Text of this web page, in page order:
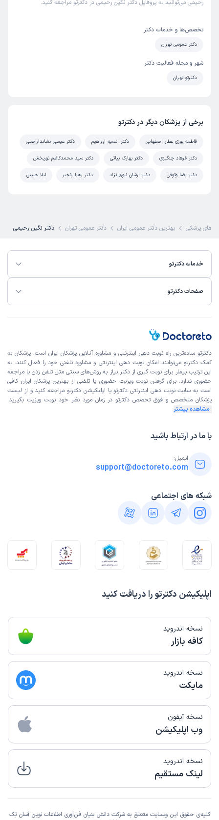
رحیمی می‌توانید به پروفایل دکتر نگین رحیمی در دکترتو مراجعه کنید.
تخصص‌ها و خدمات دکتر
دکتر عمومی تهران
شهر و محله فعالیت دکتر
دکترتو تهران
برخی از پزشکان دیگر در دکترتو
فاطمه پوری عطار اصفهانی دکتر انسیه ابراهیم دکتر عیسی نشانداراصلی
دکتر فرهاد چنگیزی دکتر بهارک بیاتی دکتر سید محمدکاظم نوربخش
دکتر رضا وثوقی دکتر ارشان نبوی نژاد دکتر زهرا رنجبر لیلا حبیبی
های پزشکی بهترین دکتر عمومی ایران دکتر عمومی تهران دکتر نگین رحیمی
خدمات دکترتو
صفحات دکترتو
اپلیکیشن دکترتو را دریافت کنید
نسخه اندروید
کافه بازار
نسخه اندروید
مایکت
نسخه آیفون
وب اپلیکیشن
نسخه اندروید
لینک مستقیم
دکترتو ساده‌ترین راه نوبت‌ دهی اینترنتی و مشاوره آنلاین پزشکان ایران است. پزشکان به
کمک دکترتو می‌توانند امکان نوبت دهی اینترنتی و مشاوره تلفنی خود را فعال کنند. به
این ترتیب بیمار برای نوبت گیری از دکتر نیاز به روش‌های سنتی مثل تلفن زدن یا مراجعه
حضوری ندارد. برای گرفتن نوبت ویزیت حضوری یا تلفنی از بهترین پزشکان ایران کافی
است به سایت نوبت دهی اینترنتی دکترتو یا اپلیکیشن دکترتو مراجعه کنید و از لیست
پزشکان متخصص و فوق تخصص دکترتو در زمان مورد نظر خود نوبت ویزیت بگیرید.
مشاهده بیشتر
با ما در ارتباط باشید
ایمیل:
support@doctoreto.com
شبکه های اجتماعی
کلیه‌ی حقوق این وبسایت متعلق به شرکت دانش بنیان فن‌آوری اطلاعات نوین آسان تِک